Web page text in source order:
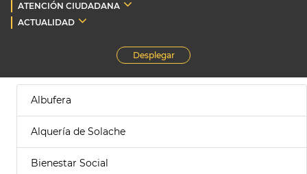
ATENCIÓN CIUDADANA
ACTUALIDAD
Desplegar
Albufera
Alquería de Solache
Bienestar Social